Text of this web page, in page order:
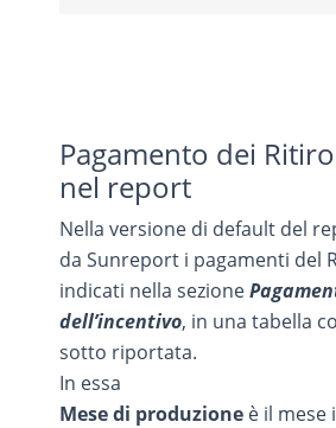
Pagamento dei
nel report
Nella versione di default del
da Sunreport i pagamenti del
indicati nella sezione
dell’incentivo, in una tabella
sotto riportata.
In essa
Mese di produzione è il mese